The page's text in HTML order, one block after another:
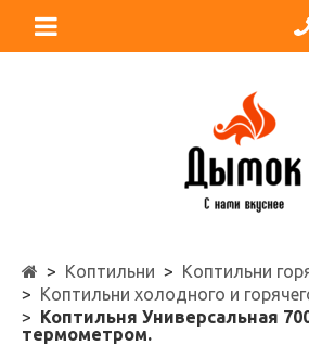
Коптильни
Коптильни
Коптильни холодного и
Коптильня Универсальная
термометром.